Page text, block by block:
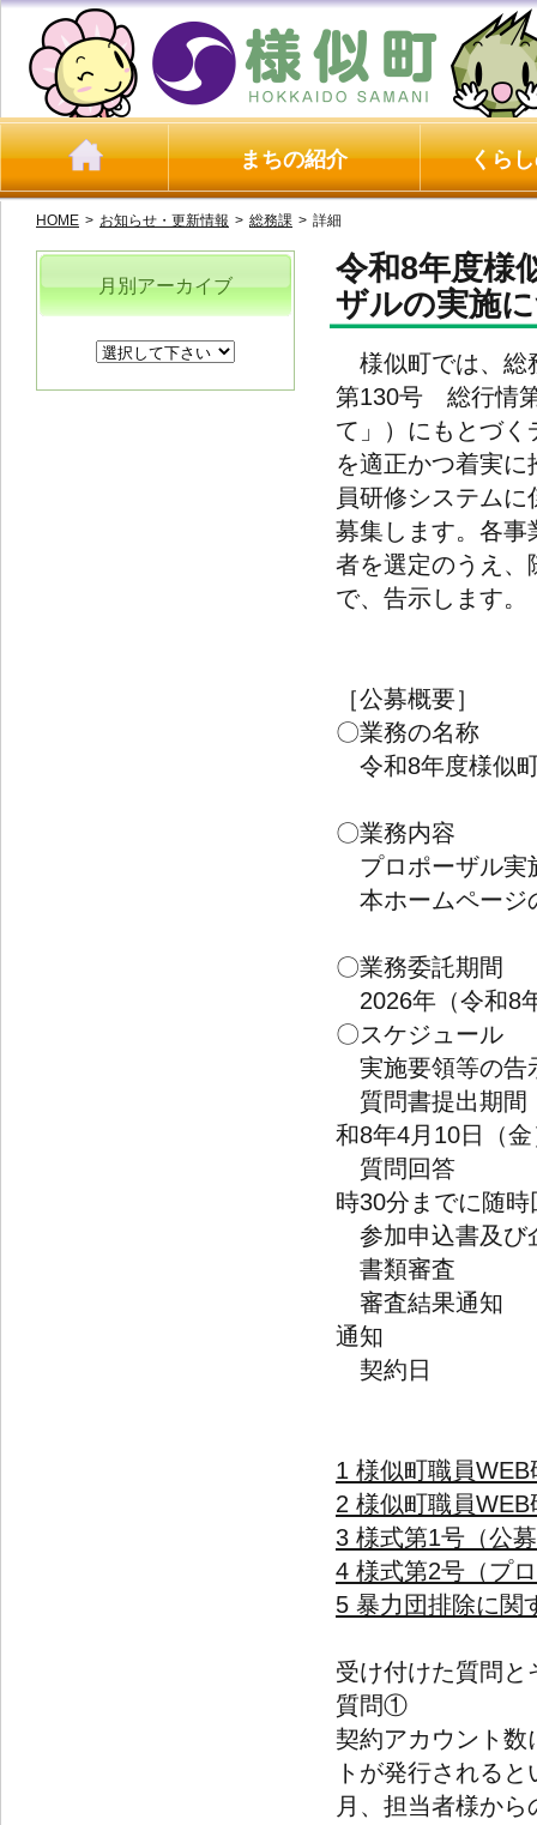
まちの紹介 くら
HOME > お知らせ・更新情報 > 総務課 > 詳細
令和8年度様
ザルの実施
様似町では、総
第130号 総行情
て」）にもとづ
を適正かつ着実
員研修システム
募集します。各事
者を選定のうえ、
で、告示します。
［公募概要］
〇業務の名称
令和8年度様似
〇業務内容
プロポーザル実
本ホームページ
〇業務委託期間
2026年（令和8
〇スケジュール
実施要領
質問書提
和8年4月10日（
質問回
時30分までに随時
参加申込書及
書類審
審査結果
通知
契約日
1 様似町職員
2 様似町職員
3 様式第1号（公
4 様式第2号（プ
5 暴力団排除に関
受け付けた質問
質問①
契約アカウント数
トが発行される
月、担当者様か
月別アーカイブ